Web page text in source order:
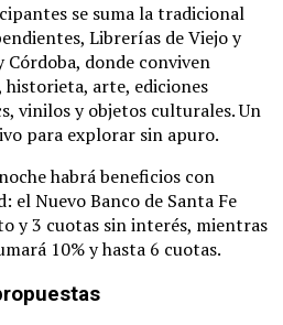
se suma la tradicional
Librerías de Viejo y
donde conviven
historieta, arte, ediciones
vinilos y objetos culturales. Un
para explorar sin apuro.
habrá beneficios con
el Nuevo Banco de Santa Fe
y 3 cuotas sin interés, mientras
10% y hasta 6 cuotas.